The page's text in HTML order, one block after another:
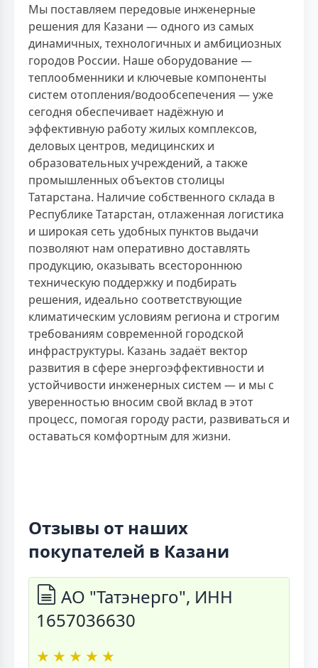
Мы поставляем передовые инженерные
решения для Казани — одного из самых
динамичных, технологичных и амбициозных
городов России. Наше оборудование —
теплообменники и ключевые компоненты
систем отопления/водообсепечения — уже
сегодня обеспечивает надёжную и
эффективную работу жилых комплексов,
деловых центров, медицинских и
образовательных учреждений, а также
промышленных объектов столицы
Татарстана. Наличие собственного склада в
Республике Татарстан, отлаженная логистика
и широкая сеть удобных пунктов выдачи
позволяют нам оперативно доставлять
продукцию, оказывать всестороннюю
техническую поддержку и подбирать
решения, идеально соответствующие
климатическим условиям региона и строгим
требованиям современной городской
инфраструктуры. Казань задаёт вектор
развития в сфере энергоэффективности и
устойчивости инженерных систем — и мы с
уверенностью вносим свой вклад в этот
процесс, помогая городу расти, развиваться и
оставаться комфортным для жизни.
Отзывы от наших
покупателей в Казани
АО "Татэнерго", ИНН
1657036630
★ ★ ★ ★ ★